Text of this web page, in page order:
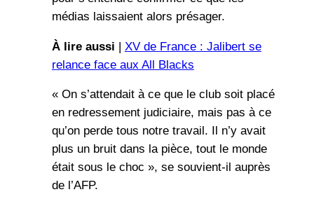
médias laissaient alors présager.
À lire aussi | XV de France : Jalibert se
relance face aux All Blacks
« On s’attendait à ce que le club soit placé
en redressement judiciaire, mais pas à ce
qu’on perde tous notre travail. Il n’y avait
plus un bruit dans la pièce, tout le monde
était sous le choc », se souvient-il auprès
de l’AFP.